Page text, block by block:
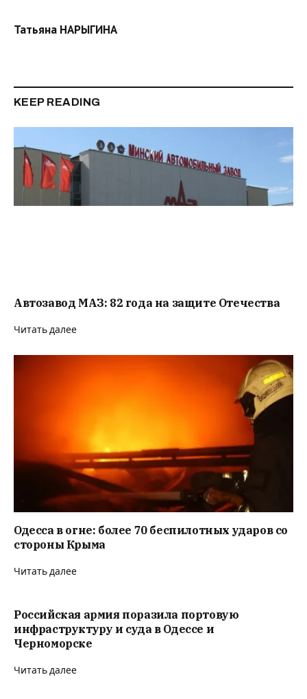
Татьяна НАРЫГИНА
KEEP READING
Автозавод МАЗ: 82 года на защите Отечества
Читать далее
Одесса в огне: более 70 беспилотных ударов со
стороны Крыма
Читать далее
Российская армия поразила портовую
инфраструктуру и суда в Одессе и
Черноморске
Читать далее